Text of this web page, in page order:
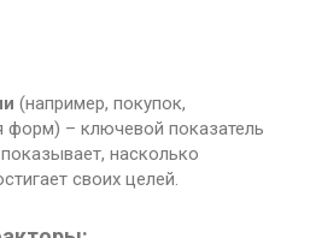
(например, покупок,
форм) – ключевой показатель
насколько
своих целей.